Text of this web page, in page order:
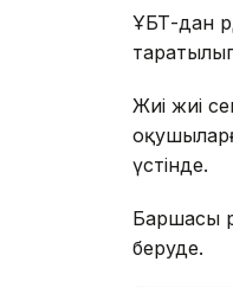
ҰБТ-дан
Жиі жиі
үстінде.
Баршасы
беруде.